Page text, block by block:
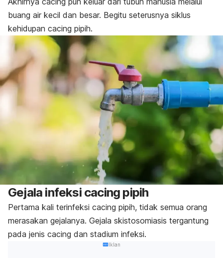
buang air kecil dan besar. Begitu seterusnya siklus
kehidupan cacing pipih.
Gejala infeksi cacing pipih
Pertama kali terinfeksi cacing pipih, tidak semua orang
merasakan gejalanya. Gejala skistosomiasis tergantung
pada jenis cacing dan stadium infeksi.
Iklan